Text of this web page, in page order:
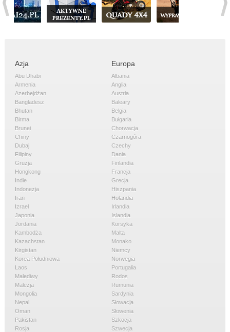
Azja
Abu Dhabi
Armenia
Azerbejdżan
Bangladesz
Bhutan
Birma
Brunei
Chiny
Dubaj
Filipiny
Gruzja
Hongkong
Indie
Indonezja
Iran
Izrael
Japonia
Jordania
Kambodża
Kazachstan
Kirgistan
Korea Południowa
Laos
Malediwy
Malezja
Mongolia
Nepal
Oman
Pakistan
Rosja
Europa
Albania
Anglia
Austria
Baleary
Belgia
Bułgaria
Chorwacja
Czarnogóra
Czechy
Dania
Finlandia
Francja
Grecja
Hiszpania
Holandia
Irlandia
Islandia
Korsyka
Malta
Monako
Niemcy
Norwegia
Portugalia
Rodos
Rumunia
Sardynia
Słowacja
Słowenia
Szkocja
Szwecja